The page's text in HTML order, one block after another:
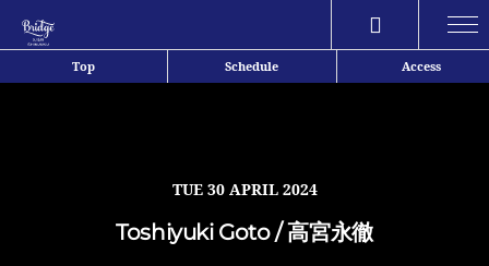
Top Schedule Access
TUE 30 APRIL 2024
Toshiyuki Goto / 高宮永徹